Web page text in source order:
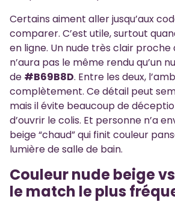
Certains aiment aller jusqu’aux
comparer. C’est utile, surtout
en ligne. Un nude très clair proche
n’aura pas le même rendu qu’un
de #B69B8D. Entre les deux,
complètement. Ce détail peut
mais il évite beaucoup de
d’ouvrir le colis. Et personne n’a
beige “chaud” qui finit couleur
lumière de salle de bain.
Couleur nude beige
le match le plus